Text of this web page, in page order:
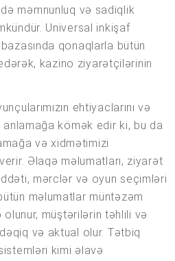
məmnunluq və sadiqlik
Universal inkişaf
qonaqlarla bütün
kazino ziyarətçilərinin
ehtiyaclarını və
anlamağa kömək edir ki, bu da
və xidmətimizi
Əlaqə məlumatları, ziyarət
mərclər və oyun seçimləri
məlumatlar müntəzəm
müştərilərin təhlili və
və aktual olur. Tətbiq
kimi əlavə